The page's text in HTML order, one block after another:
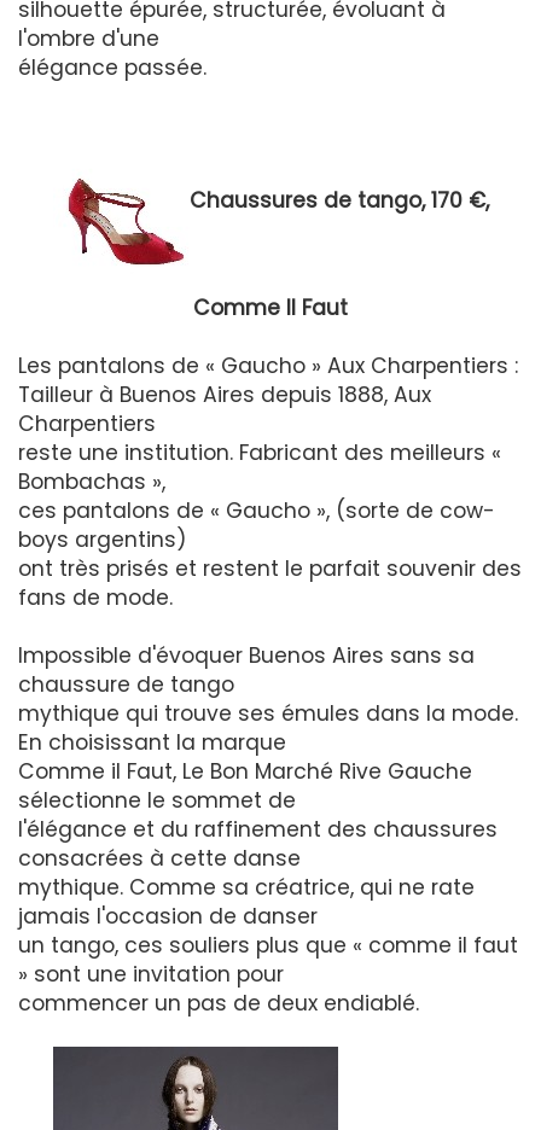
silhouette épurée, structurée, évoluant à
l'ombre d'une
élégance passée.
Chaussures de tango, 170 €,
Comme Il Faut
Les pantalons de « Gaucho » Aux Charpentiers :
Tailleur à Buenos Aires depuis 1888, Aux
Charpentiers
reste une institution. Fabricant des meilleurs «
Bombachas »,
ces pantalons de « Gaucho », (sorte de cow-
boys argentins)
ont très prisés et restent le parfait souvenir des
fans de mode.
Impossible d'évoquer Buenos Aires sans sa
chaussure de tango
mythique qui trouve ses émules dans la mode.
En choisissant la marque
Comme il Faut, Le Bon Marché Rive Gauche
sélectionne le sommet de
l'élégance et du raffinement des chaussures
consacrées à cette danse
mythique. Comme sa créatrice, qui ne rate
jamais l'occasion de danser
un tango, ces souliers plus que « comme il faut
» sont une invitation pour
commencer un pas de deux endiablé.